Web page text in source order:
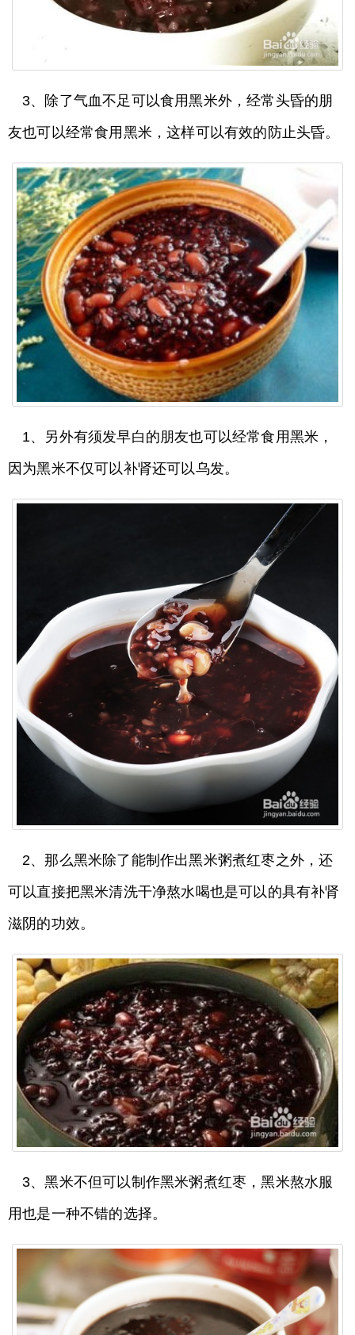
3、除了气血不足可以食用黑米外，经常头昏的朋
友也可以经常食用黑米，这样可以有效的防止头昏。
1、另外有须发早白的朋友也可以经常食用黑米，
因为黑米不仅可以补肾还可以乌发。
2、那么黑米除了能制作出黑米粥煮红枣之外，还
可以直接把黑米清洗干净熬水喝也是可以的具有补肾
滋阴的功效。
3、黑米不但可以制作黑米粥煮红枣，黑米熬水服
用也是一种不错的选择。